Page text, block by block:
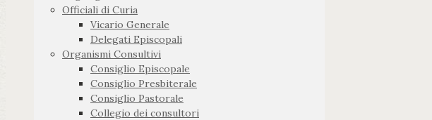
Officiali di Curia
Vicario Generale
Delegati Episcopali
Organismi Consultivi
Consiglio Episcopale
Consiglio Presbiterale
Consiglio Pastorale
Collegio dei consultori